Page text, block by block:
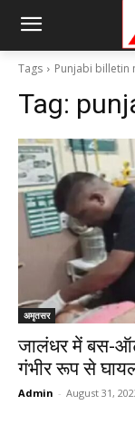
Tags Punjabi billetin
Tag:
अमृतसर
जालंधर में बस-
गंभीर रूप से
Admin - August 31,